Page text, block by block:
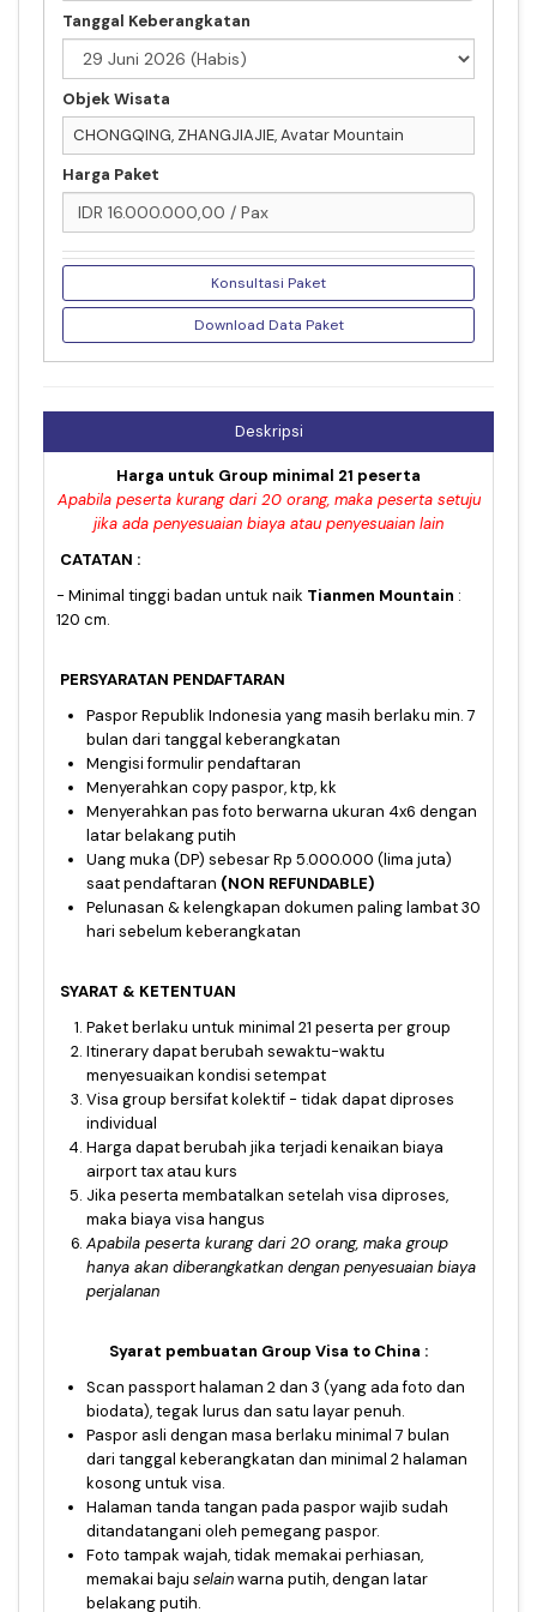
Tanggal Keberangkatan
Objek Wisata
CHONGQING, ZHANGJIAJIE, Avatar Mountain
Harga Paket
Konsultasi Paket
Download Data Paket
Deskripsi
Harga untuk Group minimal 21 peserta
Apabila peserta kurang dari 20 orang, maka peserta setuju
jika ada penyesuaian biaya atau penyesuaian lain
CATATAN :
- Minimal tinggi badan untuk naik Tianmen Mountain :
120 cm.
PERSYARATAN PENDAFTARAN
Paspor Republik Indonesia yang masih berlaku min. 7
bulan dari tanggal keberangkatan
Mengisi formulir pendaftaran
Menyerahkan copy paspor, ktp, kk
Menyerahkan pas foto berwarna ukuran 4x6 dengan
latar belakang putih
Uang muka (DP) sebesar Rp 5.000.000 (lima juta)
saat pendaftaran (NON REFUNDABLE)
Pelunasan & kelengkapan dokumen paling lambat 30
hari sebelum keberangkatan
SYARAT & KETENTUAN
Paket berlaku untuk minimal 21 peserta per group
Itinerary dapat berubah sewaktu-waktu
menyesuaikan kondisi setempat
Visa group bersifat kolektif - tidak dapat diproses
individual
Harga dapat berubah jika terjadi kenaikan biaya
airport tax atau kurs
Jika peserta membatalkan setelah visa diproses,
maka biaya visa hangus
Apabila peserta kurang dari 20 orang, maka group
hanya akan diberangkatkan dengan penyesuaian biaya
perjalanan
Syarat pembuatan Group Visa to China :
Scan passport halaman 2 dan 3 (yang ada foto dan
biodata), tegak lurus dan satu layar penuh.
Paspor asli dengan masa berlaku minimal 7 bulan
dari tanggal keberangkatan dan minimal 2 halaman
kosong untuk visa.
Halaman tanda tangan pada paspor wajib sudah
ditandatangani oleh pemegang paspor.
Foto tampak wajah, tidak memakai perhiasan,
memakai baju selainwarna putih, dengan latar
belakang putih.